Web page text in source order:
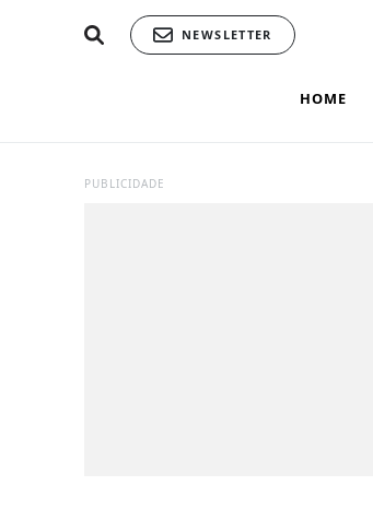
NEWSLETTER
HOME
PUBLICIDADE